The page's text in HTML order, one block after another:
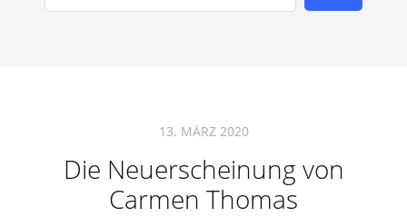
13. MÄRZ 2020
Die Neuerscheinung von
Carmen Thomas